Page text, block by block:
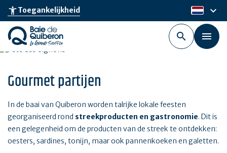
Skip
main
content
accessibility_newToegankelijkheid nl
keyboard_arrow_down
Gourmet partijen
In de baai van Quiberon worden talrijke lokale feesten
georganiseerd rond streekproducten en gastronomie. Dit is
een gelegenheid om de producten van de streek te ontdekken:
oesters, sardines, tonijn, maar ook pannenkoeken en galetten.